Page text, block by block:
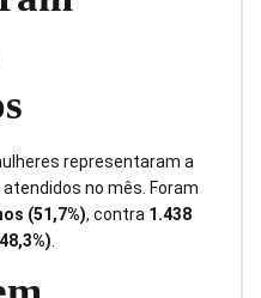
representaram a
no mês. Foram
(51,7%), contra 1.438